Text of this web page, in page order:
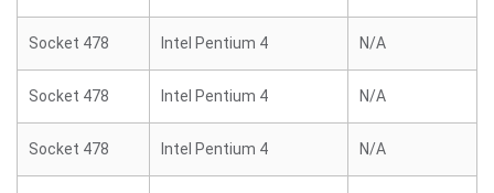
Socket 478 Intel Pentium 4 N/A
Socket 478 Intel Pentium 4 N/A
Socket 478 Intel Pentium 4 N/A